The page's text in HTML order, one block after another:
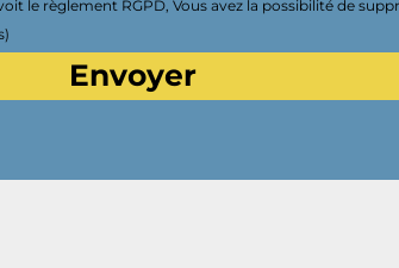
le règlement RGPD, Vous avez la possibilité de
Envoyer